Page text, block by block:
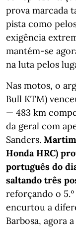
prova marcada
pista como
exigência
mantém-se
na luta pelos
Nas motos, o
Bull KTM)
— 483 km
da geral com
Sanders.
Honda HRC)
português do
saltando três
reforçando o
encurtou a
Barbosa, agora